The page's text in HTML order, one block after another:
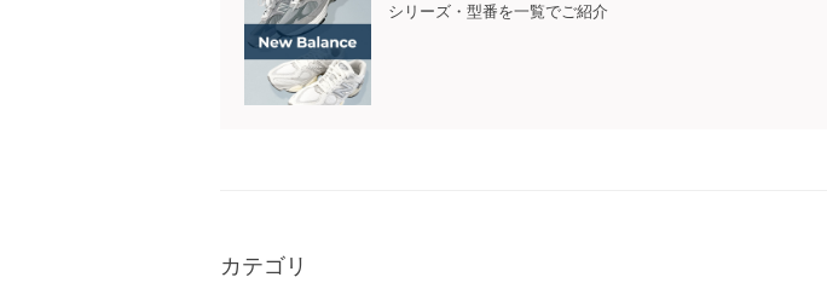
シリーズ・型番を一覧でご紹介
カテゴリ